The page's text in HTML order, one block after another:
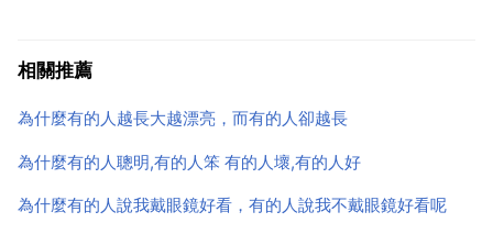
年齡，走路習慣，穿鞋風格都有關係 基因不同，我就隨
相關推薦
為什麼有的人越長大越漂亮，而有的人卻越長
為什麼有的人聰明,有的人笨 有的人壞,有的人好
為什麼有的人說我戴眼鏡好看，有的人說我不戴眼鏡好看呢